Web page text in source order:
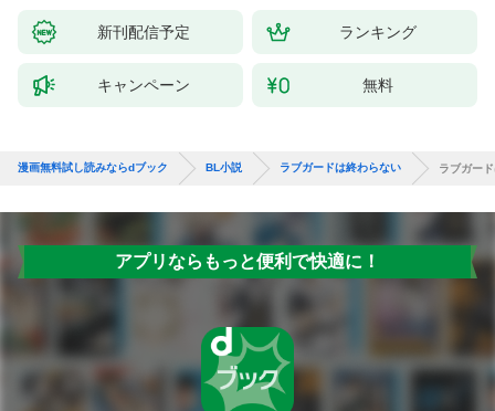
新刊配信予定 ランキング
キャンペーン 無料
漫画無料試し読みならdブック BL小説 ラブガードは終わらない ラブガー
アプリならもっと便利で快適に！